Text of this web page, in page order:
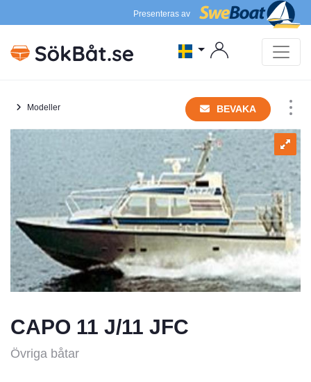
Presenteras av
Modeller BEVAKA
CAPO 11 J/11 JFC
Övriga båtar